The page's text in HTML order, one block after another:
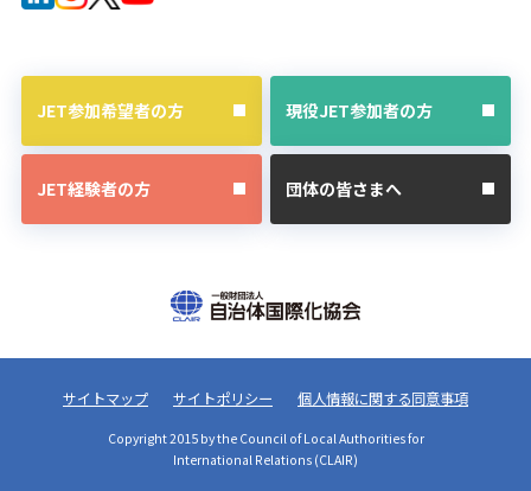
JET参加希望者の方 現役JET参加者の方
JET経験者の方 団体の皆さまへ
サイトマップ サイトポリシー 個人情報に関する同意事項
Copyright 2015 by the Council of Local Authorities for
International Relations (CLAIR)